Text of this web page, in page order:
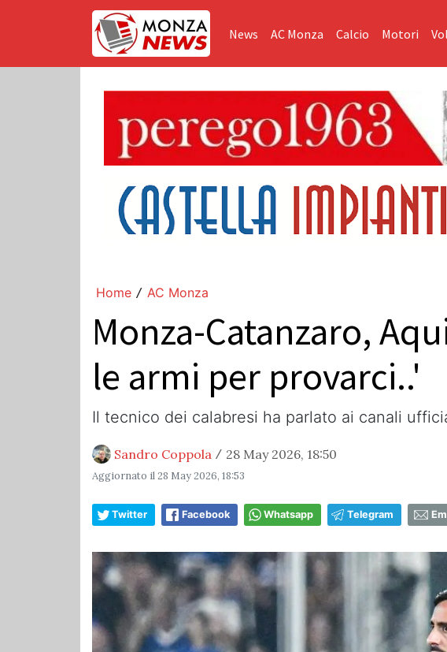
News AC Monza Calcio Motori
Home / AC Monza
Monza-Catanzaro,
le armi per provarci..'
Il tecnico dei calabresi ha parlato ai canali
Sandro Coppola / 28 May 2026, 18:50
Aggiornato il28 May 2026, 18:53
Twitter Facebook Whatsapp Telegram